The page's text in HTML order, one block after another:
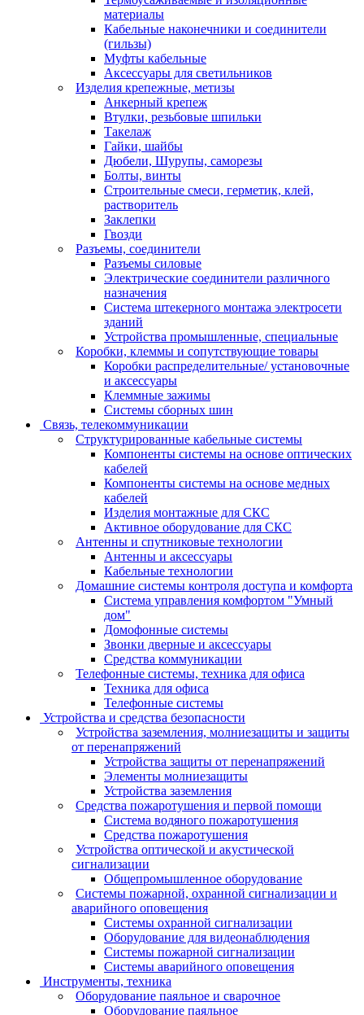
материалы
Кабельные наконечники и соединители
(гильзы)
Муфты кабельные
Аксессуары для светильников
Изделия крепежные, метизы
Анкерный крепеж
Втулки, резьбовые шпильки
Такелаж
Гайки, шайбы
Дюбели, Шурупы, саморезы
Болты, винты
Строительные смеси, герметик, клей,
растворитель
Заклепки
Гвозди
Разъемы, соединители
Разъемы силовые
Электрические соединители различного
назначения
Система штекерного монтажа электросети
зданий
Устройства промышленные, специальные
Коробки, клеммы и сопутствующие товары
Коробки распределительные/ установочные
и аксессуары
Клеммные зажимы
Системы сборных шин
Связь, телекоммуникации
Структурированные кабельные системы
Компоненты системы на основе оптических
кабелей
Компоненты системы на основе медных
кабелей
Изделия монтажные для СКС
Активное оборудование для СКС
Антенны и спутниковые технологии
Антенны и аксессуары
Кабельные технологии
Домашние системы контроля доступа и комфорта
Система управления комфортом "Умный
дом"
Домофонные системы
Звонки дверные и аксессуары
Средства коммуникации
Телефонные системы, техника для офиса
Техника для офиса
Телефонные системы
Устройства и средства безопасности
Устройства заземления, молниезащиты и защиты
от перенапряжений
Устройства защиты от перенапряжений
Элементы молниезащиты
Устройства заземления
Средства пожаротушения и первой помощи
Система водяного пожаротушения
Средства пожаротушения
Устройства оптической и акустической
сигнализации
Общепромышленное оборудование
Системы пожарной, охранной сигнализации и
аварийного оповещения
Системы охранной сигнализации
Оборудование для видеонаблюдения
Системы пожарной сигнализации
Системы аварийного оповещения
Инструменты, техника
Оборудование паяльное и сварочное
Оборудование паяльное